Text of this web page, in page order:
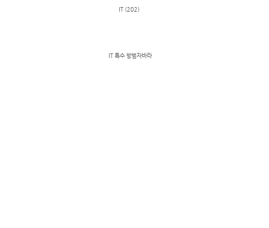
IT (202)
IT 특수 방범자바라